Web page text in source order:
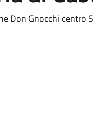
Don Gnocchi centro